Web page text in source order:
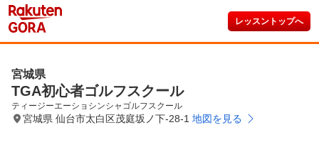
レッスントップへ
宮城県
TGA初心者ゴルフスクール
ティージーエーショシンシャゴルフスクール
宮城県 仙台市太白区茂庭坂ノ下-28-1 地図を見る